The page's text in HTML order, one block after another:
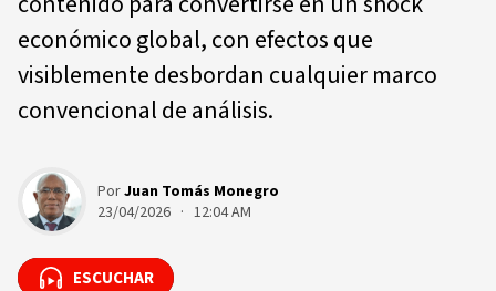
económico global, con efectos que
visiblemente desbordan cualquier marco
convencional de análisis.
PorJuan Tomás Monegro
23/04/2026 · 12:04 AM
ESCUCHAR
ESCUCHAR